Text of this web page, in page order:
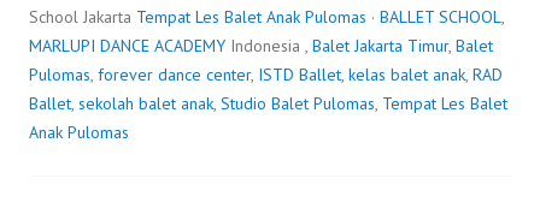
School Jakarta Tempat Les Balet Anak Pulomas · BALLET SCHOOL,
MARLUPI DANCE ACADEMY Indonesia , Balet Jakarta Timur, Balet
Pulomas, forever dance center, ISTD Ballet, kelas balet anak, RAD
Ballet, sekolah balet anak, Studio Balet Pulomas, Tempat Les Balet
Anak Pulomas